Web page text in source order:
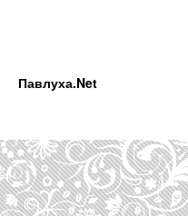
Павлуха.Net